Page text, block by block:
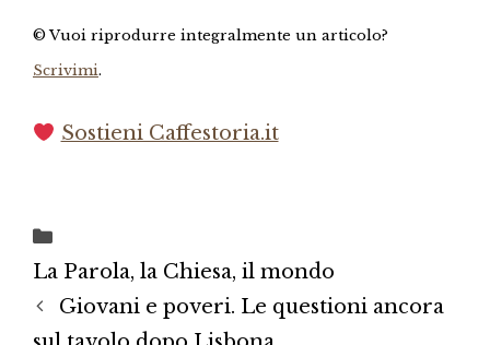
© Vuoi riprodurre integralmente un articolo?
Scrivimi.
Sostieni Caffestoria.it
La Parola, la Chiesa, il mondo
Giovani e poveri. Le questioni ancora